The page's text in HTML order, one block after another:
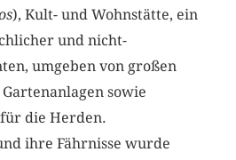
), Kult- und Wohnstätte, ein
und nicht-
umgeben von großen
sowie
die Herden.
ihre Fährnisse wurde